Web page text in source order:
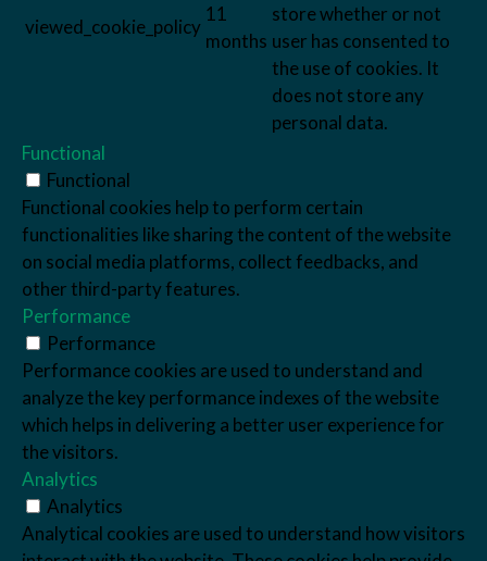
viewed_cookie_policy
11
months
store whether or not
user has consented to
the use of cookies. It
does not store any
personal data.
Functional
Functional
Functional cookies help to perform certain
functionalities like sharing the content of the website
on social media platforms, collect feedbacks, and
other third-party features.
Performance
Performance
Performance cookies are used to understand and
analyze the key performance indexes of the website
which helps in delivering a better user experience for
the visitors.
Analytics
Analytics
Analytical cookies are used to understand how visitors